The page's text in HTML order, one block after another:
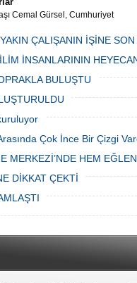
Cemal Gürsel, Cumhuriyet
esnaf ve alışverişe gelen
park cezaları yüzünden
bezdi.
ÇALIŞANIN İŞİNE
İNSANLARININ
BULUŞTU
Çok İnce Bir Çizgi
MERKEZİ’NDE HEM
DİKKAT ÇEKTİ